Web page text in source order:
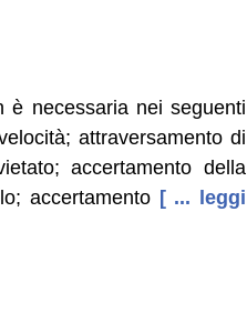
è necessaria nei seguenti
attraversamento di
accertamento della
accertamento [ ... leggi